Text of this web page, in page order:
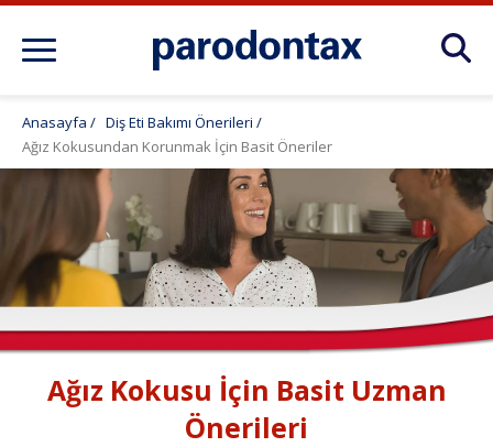
Diş Eti Bakımı Önerileri
Diş Eti Sorunları
Ağız Kokusu İçin Basit Uzman
Önerileri
Anasayfa / Diş Eti Bakımı Önerileri /
Ağız Kokusundan Korunmak İçin Basit Öneriler